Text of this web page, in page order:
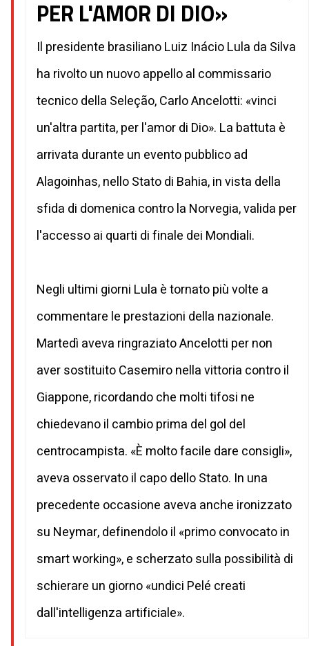
PER L'AMOR DI DIO»
Il presidente brasiliano Luiz Inácio Lula da Silva
ha rivolto un nuovo appello al commissario
tecnico della Seleção, Carlo Ancelotti: «vinci
un'altra partita, per l'amor di Dio». La battuta è
arrivata durante un evento pubblico ad
Alagoinhas, nello Stato di Bahia, in vista della
sfida di domenica contro la Norvegia, valida per
l'accesso ai quarti di finale dei Mondiali.
Negli ultimi giorni Lula è tornato più volte a
commentare le prestazioni della nazionale.
Martedì aveva ringraziato Ancelotti per non
aver sostituito Casemiro nella vittoria contro il
Giappone, ricordando che molti tifosi ne
chiedevano il cambio prima del gol del
centrocampista. «È molto facile dare consigli»,
aveva osservato il capo dello Stato. In una
precedente occasione aveva anche ironizzato
su Neymar, definendolo il «primo convocato in
smart working», e scherzato sulla possibilità di
schierare un giorno «undici Pelé creati
dall'intelligenza artificiale».